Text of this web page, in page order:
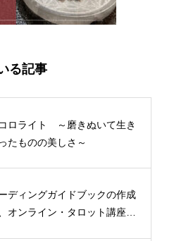
る記事
ロライト ～磨きぬいて生き
たものの美しさ～
ディングガイドブックの作成
オンライン・タロット講座料